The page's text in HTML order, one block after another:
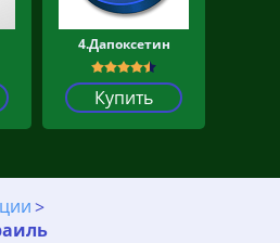
4.Дапоксетин
Купить